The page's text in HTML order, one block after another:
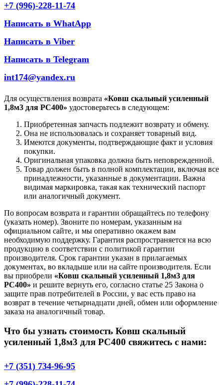
+7 (996)-228-11-74
Написать в WhatApp
Написать в Viber
Написать в Telegram
int174@yandex.ru
Для осуществления возврата «Ковш скальный усиленный
1,8м3 для PC400» удостоверьтесь в следующем:
Приобретенная запчасть подлежит возврату и обмену.
Она не использовалась и сохраняет товарный вид.
Имеются документы, подтверждающие факт и условия
покупки.
Оригинальная упаковка должна быть неповрежденной.
Товар должен быть в полной комплектации, включая все
принадлежности, указанные в документации. Важна
видимая маркировка, такая как технический паспорт
или аналогичный документ.
По вопросам возврата и гарантии обращайтесь по телефону
(указать номер). Звоните по номерам, указанным на
официальном сайте, и мы оперативно окажем вам
необходимую поддержку. Гарантия распространяется на всю
продукцию в соответствии с политикой гарантии
производителя. Срок гарантии указан в прилагаемых
документах, во вкладыше или на сайте производителя. Если
вы приобрели «Ковш скальный усиленный 1,8м3 для
PC400» и решите вернуть его, согласно статье 25 Закона о
защите прав потребителей в России, у вас есть право на
возврат в течение четырнадцати дней, обмен или оформление
заказа на аналогичный товар.
Что бы узнать стоимость Ковш скальный
усиленный 1,8м3 для PC400 свяжитесь с нами:
+7 (351) 734-96-95